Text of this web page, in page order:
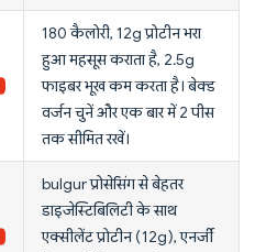
180 कैलोरी, 12g प्रोटीन भरा
हुआ महसूस कराता है, 2.5g
फाइबर भूख कम करता है। बेक्ड
वर्जन चुनें और एक बार में 2 पीस
तक सीमित रखें।
bulgur प्रोसेसिंग से बेहतर
डाइजेस्टिबिलिटी के साथ
एक्सीलेंट प्रोटीन (12g), एनर्जी